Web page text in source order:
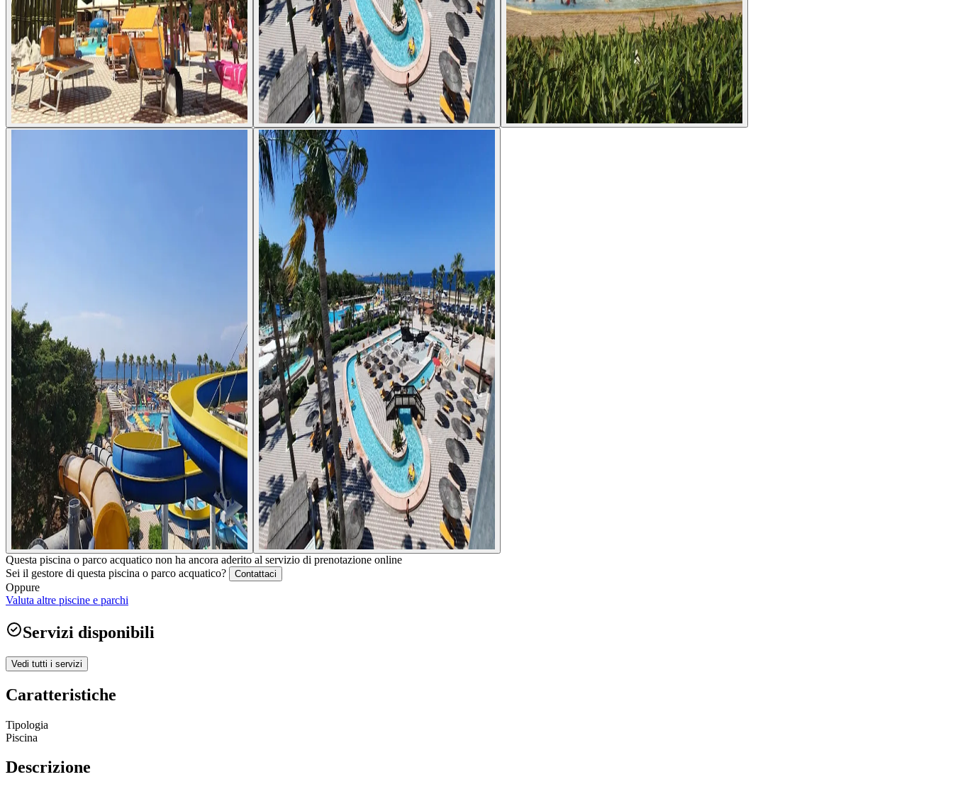
Questa piscina o parco acquatico non ha ancora aderito al servizio di prenotazione online
Sei il gestore di questa piscina o parco acquatico?
Contattaci
Oppure
Valuta altre piscine e parchi
Servizi disponibili
Vedi tutti i servizi
Caratteristiche
Tipologia
Piscina
Descrizione